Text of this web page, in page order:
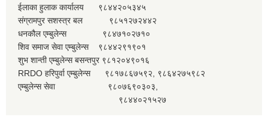
ईलाका हुलाक कार्यालय ९८४४२०५३४५
संग्रामपुर सशस्त्र बल ९८५१२७२४४२
धनकौल एम्बुलेन्स ९८४७१०२७१०
शिव समाज सेवा एम्बुलेन्स ९८४४२९१९०१
शुभ शान्ती एम्बुलेन्स बसन्तपुर ९८१२०४९०१६
RRDO हरिपुर्वा एम्बुलेन्स ९८१७८६७५९२, ९८६४२७५९८२
एम्बुलेन्स सेवा ९८०७६९०३०३,
९८४४०२१५२७